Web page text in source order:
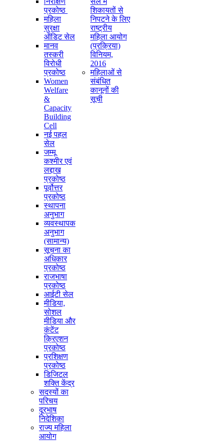
प्रकोष्ठ
महिला
सुरक्षा
ऑडिट सेल
मानव
तस्करी
विरोधी
प्रकोष्ठ
Women
Welfare
&
Capacity
Building
Cell
नई पहल
सेल
जम्मू
कश्मीर एवं
लद्दाख
प्रकोष्ठ
पूर्वोत्तर
प्रकोष्ठ
स्थापना
अनुभाग
व्यवस्थापक
अनुभाग
(सामान्य)
सूचना का
अधिकार
प्रकोष्ठ
राजभाषा
प्रकोष्ठ
आईटी सेल
मीडिया,
सोशल
मीडिया और
कंटेंट
क्रिएशन
प्रकोष्ठ
प्रशिक्षण
प्रकोष्ठ
डिजिटल
शक्ति केंद्र
सदस्यों का
परिचय
दूरभाष
निदेशिका
राज्य महिला
आयोग
शिकायतों से
निपटने के लिए
राष्ट्रीय
महिला आयोग
(प्रक्रिया)
विनियम,
2016
महिलाओं से
संबंधित
कानूनों की
सूची